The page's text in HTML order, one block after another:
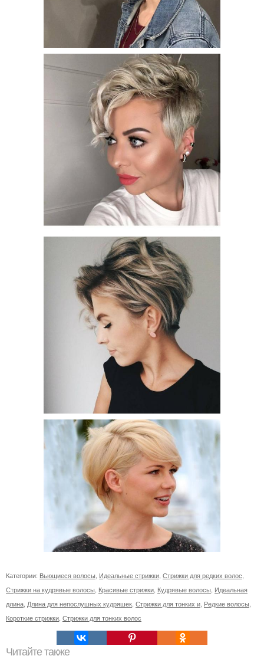
Категории: Вьющиеся волосы Идеальные стрижки Стрижки для редких волос
Стрижки на кудрявые волосы Красивые стрижки Кудрявые волосы Идеальная
длина Длина для непослушных кудряшек Стрижки для тонких и Редкие волосы
Короткие стрижки Стрижки для тонких волос
Читайте также